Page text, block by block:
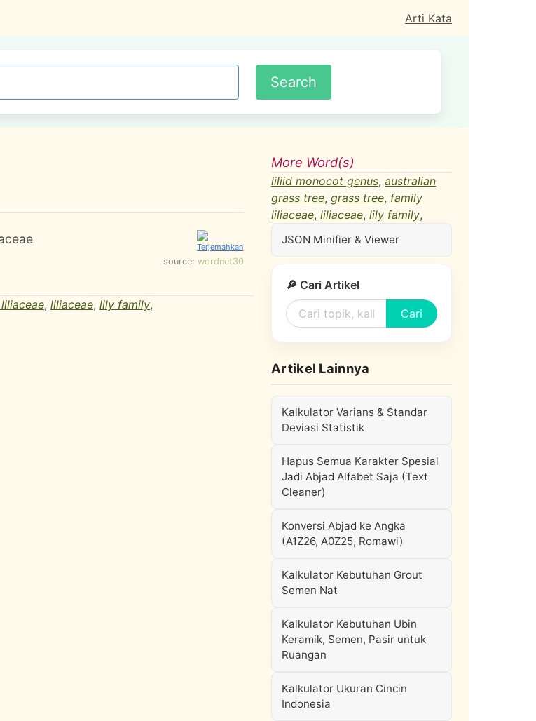
Arti Kata
source: wordnet30
, liliaceae, lily family,
More Word(s)
liliid monocot genus, australian
grass tree, grass tree, family
liliaceae, liliaceae, lily family,
JSON Minifier & Viewer
🔎 Cari Artikel
Cari
Artikel Lainnya
Kalkulator Varians & Standar
Deviasi Statistik
Hapus Semua Karakter Spesial
Jadi Abjad Alfabet Saja (Text
Cleaner)
Konversi Abjad ke Angka
(A1Z26, A0Z25, Romawi)
Kalkulator Kebutuhan Grout
Semen Nat
Kalkulator Kebutuhan Ubin
Keramik, Semen, Pasir untuk
Ruangan
Kalkulator Ukuran Cincin
Indonesia